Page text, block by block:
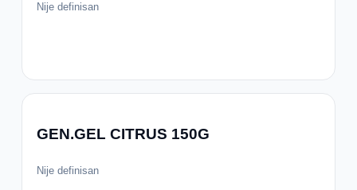
Nije definisan
GEN.GEL CITRUS 150G
Nije definisan